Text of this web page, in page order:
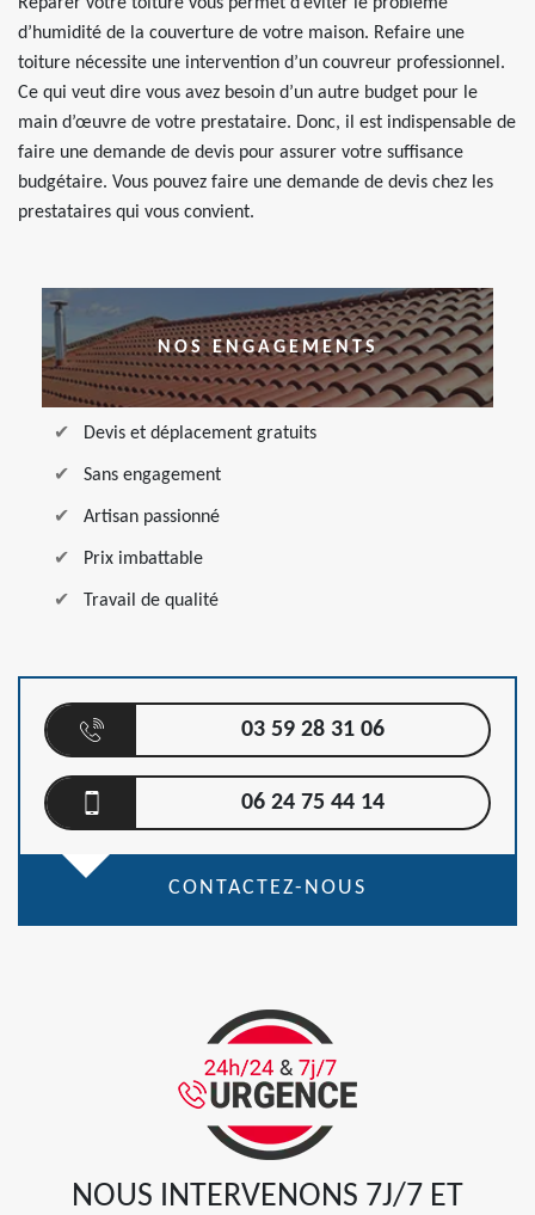
d’humidité de la couverture de votre maison. Refaire une
toiture nécessite une intervention d’un couvreur professionnel.
Ce qui veut dire vous avez besoin d’un autre budget pour le
main d’œuvre de votre prestataire. Donc, il est indispensable de
faire une demande de devis pour assurer votre suffisance
budgétaire. Vous pouvez faire une demande de devis chez les
prestataires qui vous convient.
NOS ENGAGEMENTS
Devis et déplacement gratuits
Sans engagement
Artisan passionné
Prix imbattable
Travail de qualité
03 59 28 31 06
06 24 75 44 14
CONTACTEZ-NOUS
NOUS INTERVENONS 7J/7 ET